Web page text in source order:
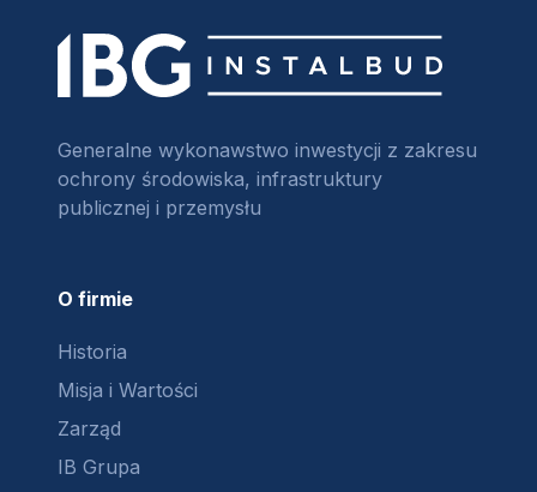
Generalne wykonawstwo inwestycji z zakresu
ochrony środowiska, infrastruktury
publicznej i przemysłu
O firmie
Historia
Misja i Wartości
Zarząd
IB Grupa